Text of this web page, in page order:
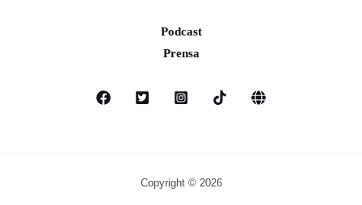
Podcast
Prensa
Copyright © 2026